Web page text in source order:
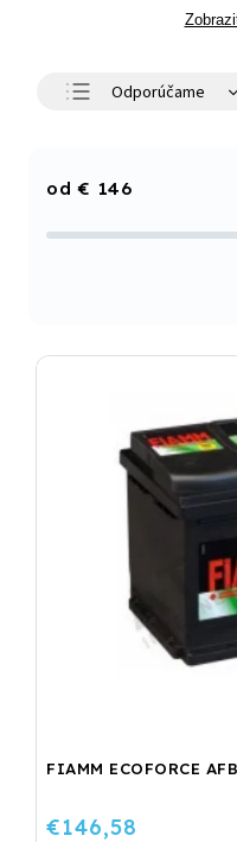
Odporúčame
Abecedne
€ 146
FIAMM ECOFORCE
€146,58